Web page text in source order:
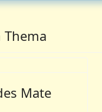
Mate